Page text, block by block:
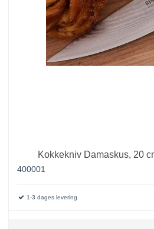
Kokkekniv Damaskus, 20
400001
1-3 dages levering